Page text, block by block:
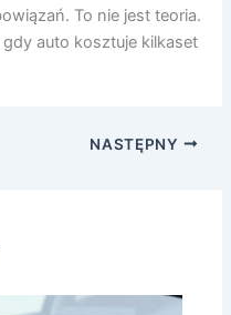
To nie jest teoria.
auto kosztuje kilkaset
NASTĘPNY